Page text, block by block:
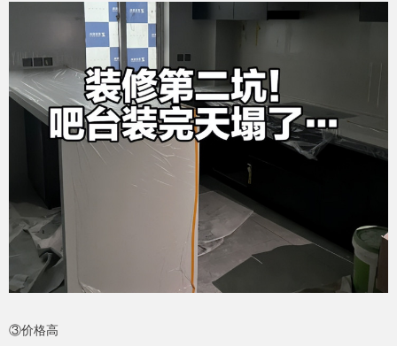
③价格高